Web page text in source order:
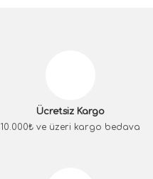
Ücretsiz Kargo
10.000₺ ve üzeri kargo bedava